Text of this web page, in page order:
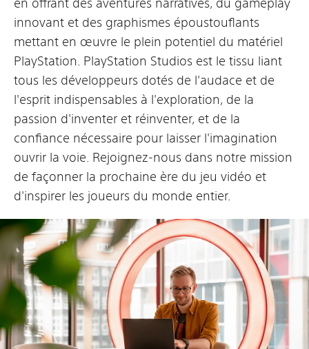
innovant et des graphismes époustouflants
mettant en œuvre le plein potentiel du matériel
PlayStation. PlayStation Studios est le tissu liant
tous les développeurs dotés de l'audace et de
l'esprit indispensables à l'exploration, de la
passion d'inventer et réinventer, et de la
confiance nécessaire pour laisser l'imagination
ouvrir la voie. Rejoignez-nous dans notre mission
de façonner la prochaine ère du jeu vidéo et
d'inspirer les joueurs du monde entier.